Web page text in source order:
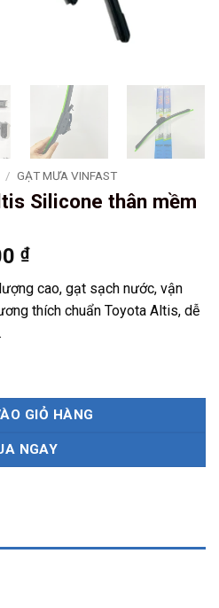
/ GẠT MƯA VINFAST
Silicone thân mềm
₫.
₫Giá
tại
là:
cao, gạt sạch nước, vận
thích chuẩn Toyota Altis, dễ
thân mềm số lượng
GIỎ HÀNG
NGAY